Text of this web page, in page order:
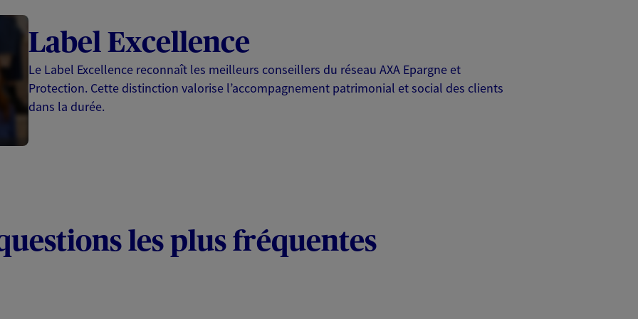
Label Excellence
Le Label Excellence reconnaît les meilleurs conseillers du réseau AXA Epargne et
Protection. Cette distinction valorise l’accompagnement patrimonial et social des clients
dans la durée.
les plus fréquentes